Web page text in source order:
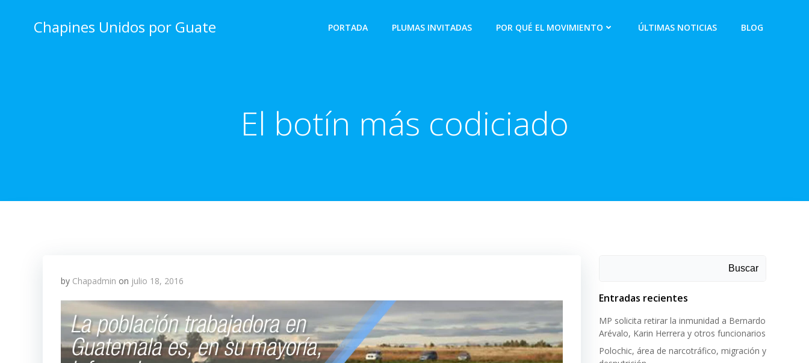
Chapines Unidos por Guate PORTADA PLUMAS INVITADAS POR QUÉ EL MOVIMIENTO ÚLTIMAS NOTICIAS BLOG
El botín más codiciado
by Chapadmin on julio 18, 2016
Buscar
Entradas recientes
MP solicita retirar la inmunidad a Bernardo
Arévalo, Karin Herrera y otros funcionarios
Polochic, área de narcotráfico, migración y